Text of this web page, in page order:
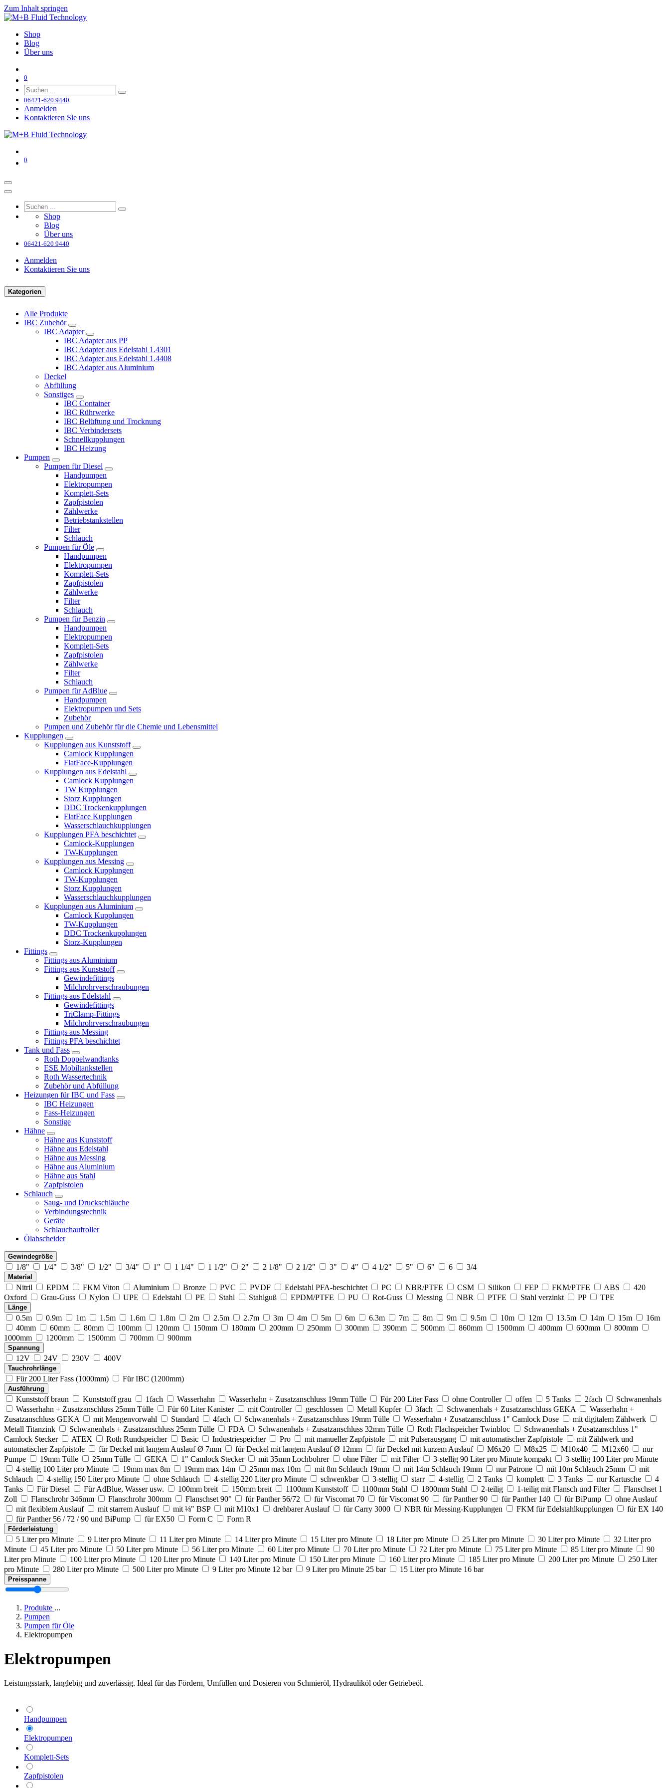
Zum Inhalt springen
Shop
Blog
Über uns
0
06421-620 9440
Anmelden
Kontaktieren Sie uns
0
Shop
Blog
Über uns
06421-620 9440
Anmelden
Kontaktieren Sie uns
Kategorien
Alle Produkte
IBC Zubehör
IBC Adapter
IBC Adapter aus PP
IBC Adapter aus Edelstahl 1.4301
IBC Adapter aus Edelstahl 1.4408
IBC Adapter aus Aluminium
Deckel
Abfüllung
Sonstiges
IBC Container
IBC Rührwerke
IBC Belüftung und Trocknung
IBC Verbindersets
Schnellkupplungen
IBC Heizung
Pumpen
Pumpen für Diesel
Handpumpen
Elektropumpen
Komplett-Sets
Zapfpistolen
Zählwerke
Betriebstankstellen
Filter
Schlauch
Pumpen für Öle
Handpumpen
Elektropumpen
Komplett-Sets
Zapfpistolen
Zählwerke
Filter
Schlauch
Pumpen für Benzin
Handpumpen
Elektropumpen
Komplett-Sets
Zapfpistolen
Zählwerke
Filter
Schlauch
Pumpen für AdBlue
Handpumpen
Elektropumpen und Sets
Zubehör
Pumpen und Zubehör für die Chemie und Lebensmittel
Kupplungen
Kupplungen aus Kunststoff
Camlock Kupplungen
FlatFace-Kupplungen
Kupplungen aus Edelstahl
Camlock Kupplungen
TW Kupplungen
Storz Kupplungen
DDC Trockenkupplungen
FlatFace Kupplungen
Wasserschlauchkupplungen
Kupplungen PFA beschichtet
Camlock-Kupplungen
TW-Kupplungen
Kupplungen aus Messing
Camlock Kupplungen
TW-Kupplungen
Storz Kupplungen
Wasserschlauchkupplungen
Kupplungen aus Aluminium
Camlock Kupplungen
TW-Kupplungen
DDC Trockenkupplungen
Storz-Kupplungen
Fittings
Fittings aus Aluminium
Fittings aus Kunststoff
Gewindefittings
Milchrohrverschraubungen
Fittings aus Edelstahl
Gewindefittings
TriClamp-Fittings
Milchrohrverschraubungen
Fittings aus Messing
Fittings PFA beschichtet
Tank und Fass
Roth Doppelwandtanks
ESE Mobiltankstellen
Roth Wassertechnik
Zubehör und Abfüllung
Heizungen für IBC und Fass
IBC Heizungen
Fass-Heizungen
Sonstige
Hähne
Hähne aus Kunststoff
Hähne aus Edelstahl
Hähne aus Messing
Hähne aus Aluminium
Hähne aus Stahl
Zapfpistolen
Schlauch
Saug- und Druckschläuche
Verbindungstechnik
Geräte
Schlauchaufroller
Ölabscheider
Gewindegröße
1/8" 1/4" 3/8" 1/2" 3/4" 1" 1 1/4" 1 1/2" 2" 2 1/8" 2 1/2" 3" 4" 4 1/2" 5" 6" 6 3/4
Material
Nitril EPDM FKM Viton Aluminium Bronze PVC PVDF Edelstahl PFA-beschichtet PC NBR/PTFE CSM Silikon FEP FKM/PTFE ABS
420
Oxford
Grau-Guss Nylon UPE Edelstahl PE Stahl Stahlguß EPDM/PTFE PU Rot-Guss Messing NBR PTFE Stahl verzinkt PP TPE
Länge
0.5m 0.9m 1m 1.5m 1.6m 1.8m 2m 2.5m 2.7m 3m 4m 5m 6m 6.3m 7m 8m 9m 9.5m 10m 12m 13.5m 14m 15m
16m
40mm
60mm 80mm 100mm 120mm 150mm 180mm 200mm 250mm 300mm 390mm 500mm 860mm 1500mm 400mm 600mm
800mm
1000mm
1200mm 1500mm 700mm 900mm
Spannung
12V 24V 230V 400V
Tauchrohrlänge
Für 200 Liter Fass (1000mm) Für IBC (1200mm)
Ausführung
Kunststoff braun Kunststoff grau 1fach Wasserhahn Wasserhahn + Zusatzanschluss 19mm Tülle Für 200 Liter Fass ohne Controller offen 5 Tanks 2fach
Schwanenhals
Wasserhahn + Zusatzanschluss 25mm Tülle
Für 60 Liter Kanister mit Controller geschlossen Metall Kupfer 3fach Schwanenhals + Zusatzanschluss GEKA
Wasserhahn +
Zusatzanschluss GEKA
mit Mengenvorwahl Standard 4fach Schwanenhals + Zusatzanschluss 19mm Tülle Wasserhahn + Zusatzanschluss 1" Camlock Dose
mit digitalem Zählwerk
Metall Titanzink
Schwanenhals + Zusatzanschluss 25mm Tülle FDA Schwanenhals + Zusatzanschluss 32mm Tülle Roth Flachspeicher Twinbloc
Schwanenhals + Zusatzanschluss 1"
Camlock Stecker
ATEX Roth Rundspeicher Basic Industriespeicher Pro mit manueller Zapfpistole mit Pulserausgang mit automatischer Zapfpistole
mit Zählwerk und
automatischer Zapfpistole
für Deckel mit langem Auslauf Ø 7mm für Deckel mit langem Auslauf Ø 12mm für Deckel mit kurzem Auslauf M6x20 M8x25 M10x40 M12x60
nur
Pumpe
19mm Tülle 25mm Tülle GEKA 1" Camlock Stecker mit 35mm Lochbohrer ohne Filter mit Filter 3-stellig 90 Liter pro Minute kompakt
3-stellig 100 Liter pro Minute
4-stellig 100 Liter pro Minute
19mm max 8m 19mm max 14m 25mm max 10m mit 8m Schlauch 19mm mit 14m Schlauch 19mm nur Patrone mit 10m Schlauch 25mm
mit
Schlauch
4-stellig 150 Liter pro Minute ohne Schlauch 4-stellig 220 Liter pro Minute schwenkbar 3-stellig starr 4-stellig 2 Tanks komplett 3 Tanks nur Kartusche
4
Tanks
Für Diesel Für AdBlue, Wasser usw. 100mm breit 150mm breit 1100mm Kunststoff 1100mm Stahl 1800mm Stahl 2-teilig 1-teilig mit Flansch und Filter
Flanschset 1
Zoll
Flanschrohr 346mm Flanschrohr 300mm Flanschset 90° für Panther 56/72 für Viscomat 70 für Viscomat 90 für Panther 90 für Panther 140 für BiPump
ohne Auslauf
mit flexiblem Auslauf
mit starrem Auslauf mit ⅛" BSP mit M10x1 drehbarer Auslauf für Carry 3000 NBR für Messing-Kupplungen FKM für Edelstahlkupplungen
für EX 140
für Panther 56 / 72 / 90 und BiPump
für EX50 Form C Form R
Förderleistung
5 Liter pro Minute 9 Liter pro Minute 11 Liter pro Minute 14 Liter pro Minute 15 Liter pro Minute 18 Liter pro Minute 25 Liter pro Minute 30 Liter pro Minute
32 Liter pro
Minute
45 Liter pro Minute 50 Liter pro Minute 56 Liter pro Minute 60 Liter pro Minute 70 Liter pro Minute 72 Liter pro Minute 75 Liter pro Minute 85 Liter pro Minute
90
Liter pro Minute
100 Liter pro Minute 120 Liter pro Minute 140 Liter pro Minute 150 Liter pro Minute 160 Liter pro Minute 185 Liter pro Minute 200 Liter pro Minute
250 Liter
pro Minute
280 Liter pro Minute 500 Liter pro Minute 9 Liter pro Minute 12 bar 9 Liter pro Minute 25 bar 15 Liter pro Minute 16 bar
Preisspanne
Produkte ...
Pumpen
Pumpen für Öle
Elektropumpen
Elektropumpen
Leistungsstark, langlebig und zuverlässig. Ideal für das Fördern, Umfüllen und Dosieren von Schmieröl, Hydrauliköl oder Getriebeöl.
Handpumpen
Elektropumpen
Komplett-Sets
Zapfpistolen